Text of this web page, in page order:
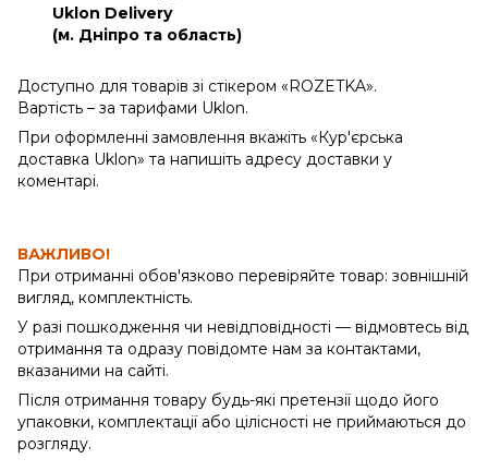
Uklon Delivery
(м. Дніпро та область)
Доступно для товарів зі стікером «ROZETKA».
Вартість – за тарифами Uklon.
При оформленні замовлення вкажіть «Кур'єрська
доставка Uklon» та напишіть адресу доставки у
коментарі.
ВАЖЛИВО!
При отриманні обов'язково перевіряйте товар: зовнішній
вигляд, комплектність.
У разі пошкодження чи невідповідності — відмовтесь від
отримання та одразу повідомте нам за контактами,
вказаними на сайті.
Після отримання товару будь-які претензії щодо його
упаковки, комплектації або цілісності не приймаються до
розгляду.